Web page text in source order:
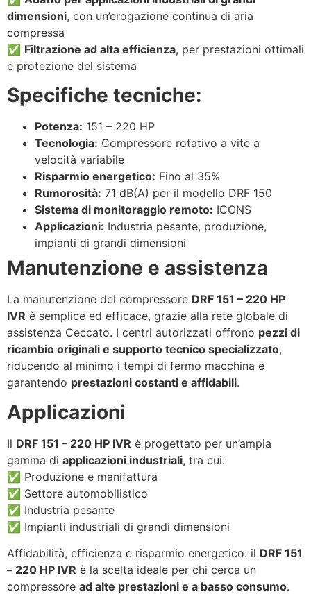
dimensioni, con un’erogazione continua di aria
compressa
✅ Filtrazione ad alta efficienza, per prestazioni ottimali
e protezione del sistema
Specifiche tecniche:
Potenza: 151 – 220 HP
Tecnologia: Compressore rotativo a vite a
velocità variabile
Risparmio energetico: Fino al 35%
Rumorosità: 71 dB(A) per il modello DRF 150
Sistema di monitoraggio remoto: ICONS
Applicazioni: Industria pesante, produzione,
impianti di grandi dimensioni
Manutenzione e assistenza
La manutenzione del compressore DRF 151 – 220 HP
IVR è semplice ed efficace, grazie alla rete globale di
assistenza Ceccato. I centri autorizzati offrono pezzi di
ricambio originali e supporto tecnico specializzato,
riducendo al minimo i tempi di fermo macchina e
garantendo prestazioni costanti e affidabili.
Applicazioni
Il DRF 151 – 220 HP IVR è progettato per un’ampia
gamma di applicazioni industriali, tra cui:
✅ Produzione e manifattura
✅ Settore automobilistico
✅ Industria pesante
✅ Impianti industriali di grandi dimensioni
Affidabilità, efficienza e risparmio energetico: il DRF 151
– 220 HP IVR è la scelta ideale per chi cerca un
compressore ad alte prestazioni e a basso consumo.